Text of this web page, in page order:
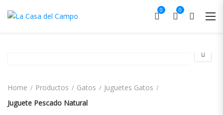
0 0
Home Productos Gatos
Juguetes Gatos
Juguete Pescado Natural